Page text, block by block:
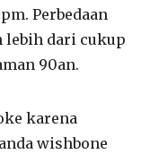
Perbedaan
lebih dari cukup
90an.
karena
wishbone